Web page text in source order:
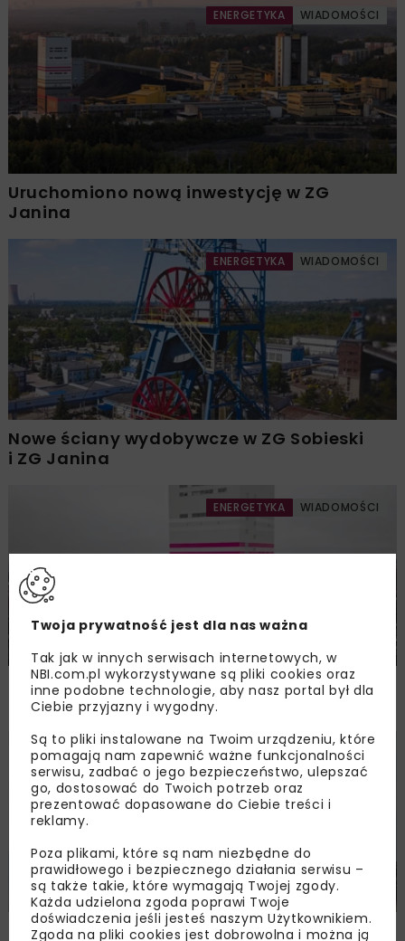
ENERGETYKA WIADOMOŚCI
Uruchomiono nową inwestycję w ZG
Janina
ENERGETYKA WIADOMOŚCI
Nowe ściany wydobywcze w ZG Sobieski
i ZG Janina
ENERGETYKA WIADOMOŚCI
Nowoczesna maszyna i nowa ściana w ZG
Janina
ENERGETYKA WIADOMOŚCI
Trwają prace w ZG Janina
Twoja prywatność jest dla nas ważna
Tak jak w innych serwisach internetowych, w
NBI.com.pl wykorzystywane są pliki cookies oraz
inne podobne technologie, aby nasz portal był dla
Ciebie przyjazny i wygodny.
Są to pliki instalowane na Twoim urządzeniu, które
pomagają nam zapewnić ważne funkcjonalności
serwisu, zadbać o jego bezpieczeństwo, ulepszać
go, dostosować do Twoich potrzeb oraz
prezentować dopasowane do Ciebie treści i
reklamy.
Poza plikami, które są nam niezbędne do
prawidłowego i bezpiecznego działania serwisu –
są także takie, które wymagają Twojej zgody.
Każda udzielona zgoda poprawi Twoje
doświadczenia jeśli jesteś naszym Użytkownikiem.
Zgoda na pliki cookies jest dobrowolna i można ją